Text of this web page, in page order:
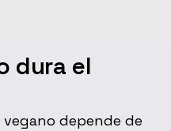
dura el
depende de